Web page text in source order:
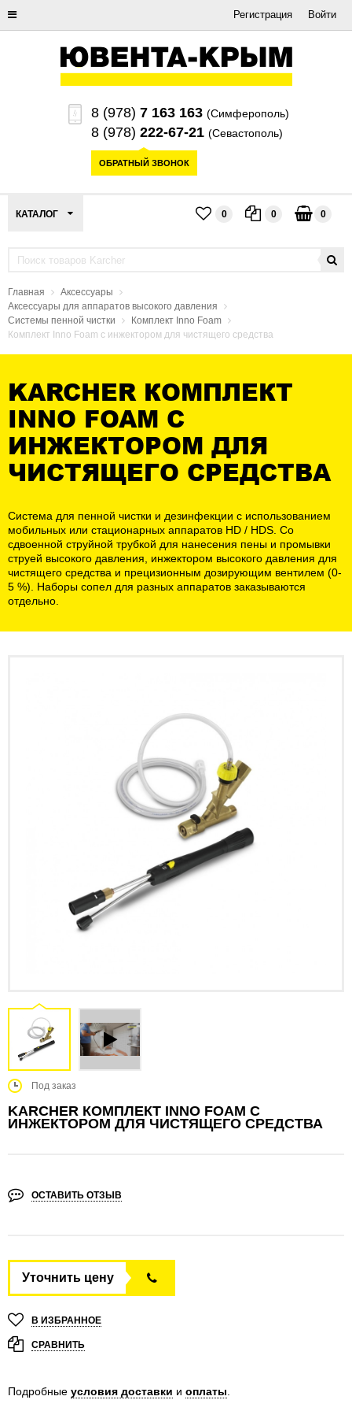
Регистрация Войти
8 (978) 7 163 163 (Симферополь)
8 (978) 222-67-21 (Севастополь)
ОБРАТНЫЙ ЗВОНОК
КАТАЛОГ 0 0 0
Главная
Аксессуары
Аксессуары для аппаратов высокого давления
Системы пенной чистки
Комплект Inno Foam
Комплект Inno Foam с инжектором для чистящего средства
KARCHER КОМПЛЕКТ
INNO FOAM С
ИНЖЕКТОРОМ ДЛЯ
ЧИСТЯЩЕГО СРЕДСТВА
Система для пенной чистки и дезинфекции с использованием
мобильных или стационарных аппаратов HD / HDS. Со
сдвоенной струйной трубкой для нанесения пены и промывки
струей высокого давления, инжектором высокого давления для
чистящего средства и прецизионным дозирующим вентилем (0-
5 %). Наборы сопел для разных аппаратов заказываются
отдельно.
Под заказ
KARCHER КОМПЛЕКТ INNO FOAM С
ИНЖЕКТОРОМ ДЛЯ ЧИСТЯЩЕГО СРЕДСТВА
ОСТАВИТЬ ОТЗЫВ
Уточнить цену
В ИЗБРАННОЕ
СРАВНИТЬ
Подробные условия доставки и оплаты